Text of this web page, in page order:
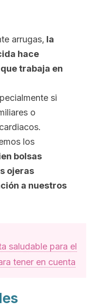
arrugas, la
hace
trabaja en
si
o
los
bolsas
ojeras
a nuestros
saludable para el
tener en cuenta